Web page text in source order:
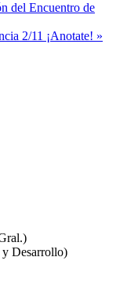
del Encuentro de
2/11 ¡Anotate!
Desarrollo)